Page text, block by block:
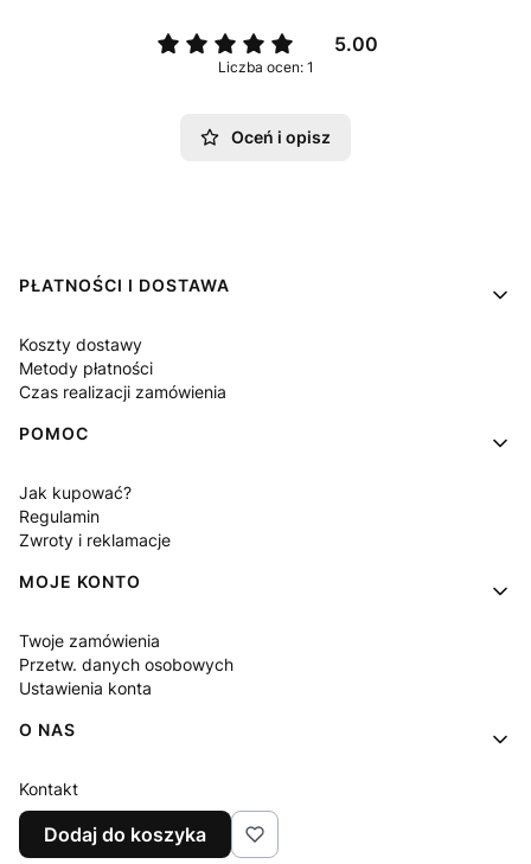
5.00
Liczba ocen: 1
Oceń i opisz
Linki w stopce
PŁATNOŚCI I DOSTAWA
Koszty dostawy
Metody płatności
Czas realizacji zamówienia
POMOC
Jak kupować?
Regulamin
Zwroty i reklamacje
MOJE KONTO
Twoje zamówienia
Przetw. danych osobowych
Ustawienia konta
O NAS
Kontakt
O firmie
Polityka prywatności
Dodaj do koszyka